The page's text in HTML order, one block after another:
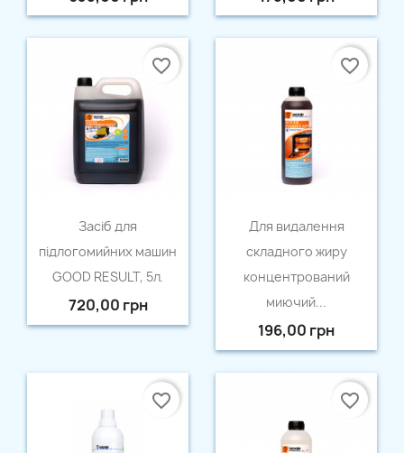
Швидкий перегляд
Засіб для
підлогомийних машин
GOOD RESULT, 5л.
720,00 грн
favorite_border
Швидкий перегляд
Для видалення
складного жиру
концентрований
миючий...
196,00 грн
favorite_border
favorite_border favorite_border